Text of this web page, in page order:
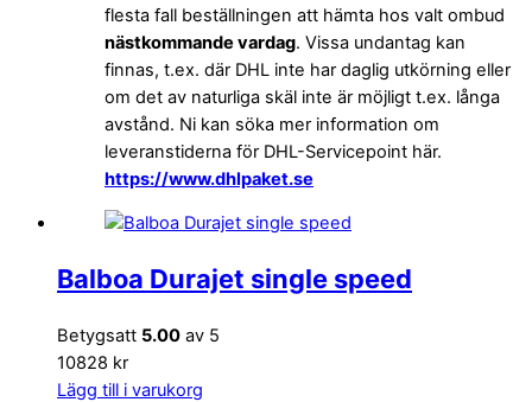
flesta fall beställningen att hämta hos valt ombud
nästkommande vardag. Vissa undantag kan
finnas, t.ex. där DHL inte har daglig utkörning eller
om det av naturliga skäl inte är möjligt t.ex. långa
avstånd. Ni kan söka mer information om
leveranstiderna för DHL-Servicepoint här.
https://www.dhlpaket.se
Balboa Durajet single speed
Betygsatt 5.00 av 5
10828 kr
Lägg till i varukorg